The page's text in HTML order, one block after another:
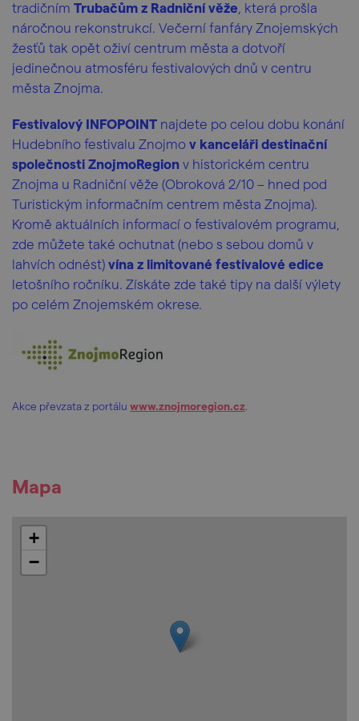
tradičním Trubačům z Radniční věže , která prošla
náročnou rekonstrukcí. Večerní fanfáry Znojemských
žesťů tak opět oživí centrum města a dotvoří
jedinečnou atmosféru festivalových dnů v centru
města Znojma.
Festivalový INFOPOINT najdete po celou dobu konání
Hudebního festivalu Znojmo v kanceláři destinační
společnosti ZnojmoRegion v historickém centru
Znojma u Radniční věže (Obroková 2/10 – hned pod
Turistickým informačním centrem města Znojma).
Kromě aktuálních informací o festivalovém programu,
zde můžete také ochutnat (nebo s sebou domů v
lahvích odnést) vína z limitované festivalové edice
letošního ročníku. Získáte zde také tipy na další výlety
po celém Znojemském okrese.
Akce převzata z portálu www.znojmoregion.cz
Mapa
+
−